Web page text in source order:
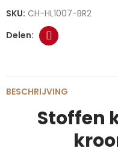
SKU: CH-HL1007-BR2
BESCHRIJVING
Stoffen